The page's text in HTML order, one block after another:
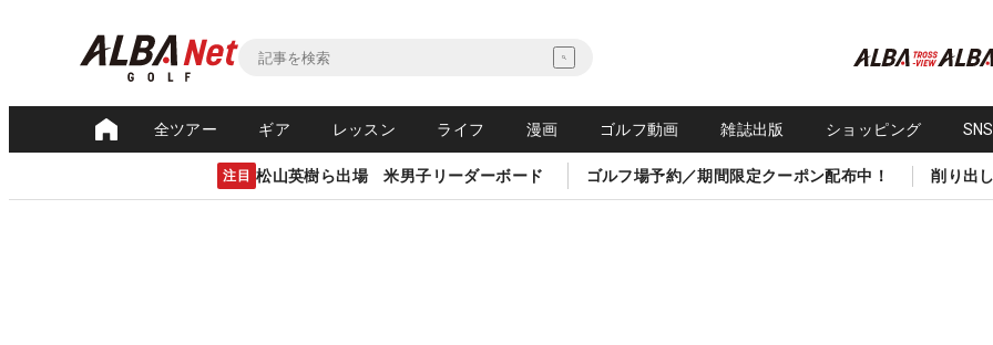
全ツアー ギア レッスン ライフ 漫画 ゴルフ動画 雑誌出版 ショッピング
注目 松山英樹ら出場 米男子リーダーボード ゴルフ場予約／期間限定クーポン配布中！ 削り出